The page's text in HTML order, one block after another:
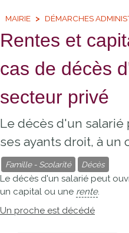
MAIRIE DÉMARCHES
Rentes et
cas de décès
secteur privé
Le décès d'un
ses ayants droit, à un
Famille - Scolarité Décès
Le décès d'un salarié peut
un capital ou une rente.
Un proche est décédé